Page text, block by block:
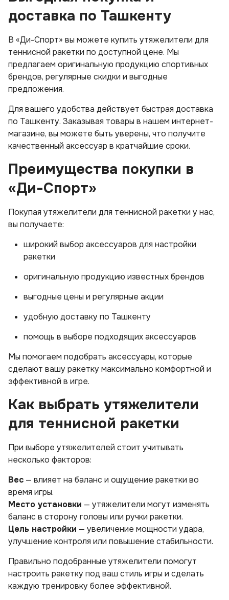
доставка по Ташкенту
В «Ди-Спорт» вы можете купить утяжелители для
теннисной ракетки по доступной цене. Мы
предлагаем оригинальную продукцию спортивных
брендов, регулярные скидки и выгодные
предложения.
Для вашего удобства действует быстрая доставка
по Ташкенту. Заказывая товары в нашем интернет-
магазине, вы можете быть уверены, что получите
качественный аксессуар в кратчайшие сроки.
Преимущества покупки в
«Ди-Спорт»
Покупая утяжелители для теннисной ракетки у нас,
вы получаете:
широкий выбор аксессуаров для настройки
ракетки
оригинальную продукцию известных брендов
выгодные цены и регулярные акции
удобную доставку по Ташкенту
помощь в выборе подходящих аксессуаров
Мы помогаем подобрать аксессуары, которые
сделают вашу ракетку максимально комфортной и
эффективной в игре.
Как выбрать утяжелители
для теннисной ракетки
При выборе утяжелителей стоит учитывать
несколько факторов:
Вес — влияет на баланс и ощущение ракетки во
время игры.
Место установки — утяжелители могут изменять
баланс в сторону головы или ручки ракетки.
Цель настройки — увеличение мощности удара,
улучшение контроля или повышение стабильности.
Правильно подобранные утяжелители помогут
настроить ракетку под ваш стиль игры и сделать
каждую тренировку более эффективной.